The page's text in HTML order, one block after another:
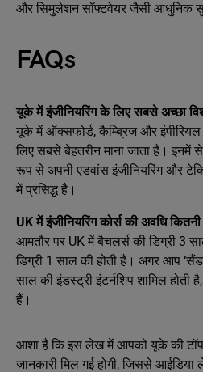
और सिमुलेशन सॉफ्टवेयर जैसी आधुनिक
FAQs
यूके में इंजीनियरिंग के लिए सबसे अच्छा
यूके में ऑक्सफोर्ड, कैम्ब्रिज और
लिए सबसे बेहतरीन माना जाता है। इनमें
रूप से अपनी एडवांस इंजीनियरिंग और
में प्रसिद्ध है।
UK में इंजीनियरिंग कोर्स की अवधि कितनी
आमतौर पर UK में बैचलर्स की डिग्री 3
डिग्री 1 साल की होती है। अगर आप
साल की इंडस्ट्री इंटर्नशिप शामिल
हैं।
आशा है कि इस लेख में आपको यूके की टॉप
जानकारी मिल गई होगी, जिससे आईडिया